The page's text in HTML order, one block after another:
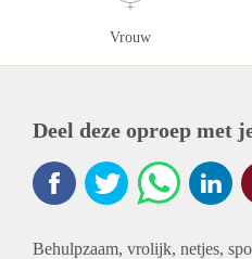
Vrouw
Deel deze oproep met
Behulpzaam, vrolijk, netjes,